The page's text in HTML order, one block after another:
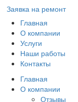
Заявка на ремонт
Главная
О компании
Услуги
Наши работы
Контакты
Главная
О компании
Отзывы